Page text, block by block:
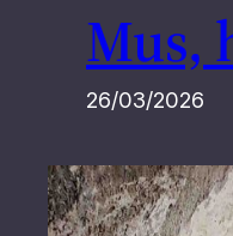
Mus,
26/03/2026